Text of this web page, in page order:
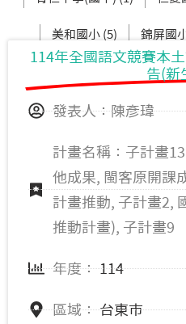
美和國小 (5) 錦屏國
賓茂國小 (5)
114年全國語文競賽本
告(新
發表人：陳彥瑋
計畫名稱：子計畫
他成果, 閩客原開課
計畫推動, 子計畫2,
推動計畫), 子計畫9
年度： 114
區域： 台東市